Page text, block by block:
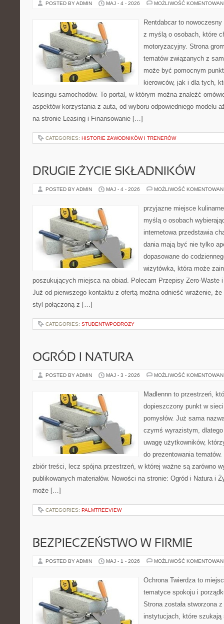
POSTED BY ADMIN MAJ - 4 - 2026 MOŻLIWOŚĆ
Rentdabcar to
z myślą o osobach, które
motoryzacyjny. Strona
tematów związanych z
może być pomocnym
kierowców, jak i dla tych,
leasingu samochodów. To portal, w którym można znaleźć
aspektów korzystania z auta, od wyboru odpowiedniego modelu
na stronie Leasing i Finansowanie […]
CATEGORIES: HISTORIE ZAWODNIKÓW I TRENERÓW
DRUGIE ŻYCIE SKŁADNIKÓW
POSTED BY ADMIN MAJ - 4 - 2026 MOŻLIWOŚĆ
przyjazne miejsce
myślą o osobach
internetowa przedstawia
dania mają być nie tylko
dopasowane do
wizytówka, która może
poszukujących miejsca na obiad. Polecam Przepisy Zero-Waste
Już od pierwszego kontaktu z ofertą można odnieść wrażenie,
styl połączoną z […]
CATEGORIES: STUDENTWPODROZY
OGRÓD I NATURA
POSTED BY ADMIN MAJ - 3 - 2026 MOŻLIWOŚĆ
Madlennn to przestrzeń,
dopieszczony punkt w
pomysłów. Już sama
czymś wyrazistym,
uwagę użytkowników,
do prezentowania
zbiór treści, lecz spójna przestrzeń, w której ważne są zarówno
publikowanych materiałów. Nowości na stronie: Ogród i Natura i
może […]
CATEGORIES: PALMTREEVIEW
BEZPIECZEŃSTWO W FIRMIE
POSTED BY ADMIN MAJ - 1 - 2026 MOŻLIWOŚĆ
Ochrona Twierdza to
tematyce spokoju i
Strona została stworzona
instytucjach, które szukają